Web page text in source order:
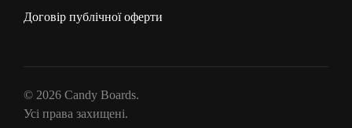
Договір публічної оферти
© 2026 Candy Boards.
Усі права захищені.